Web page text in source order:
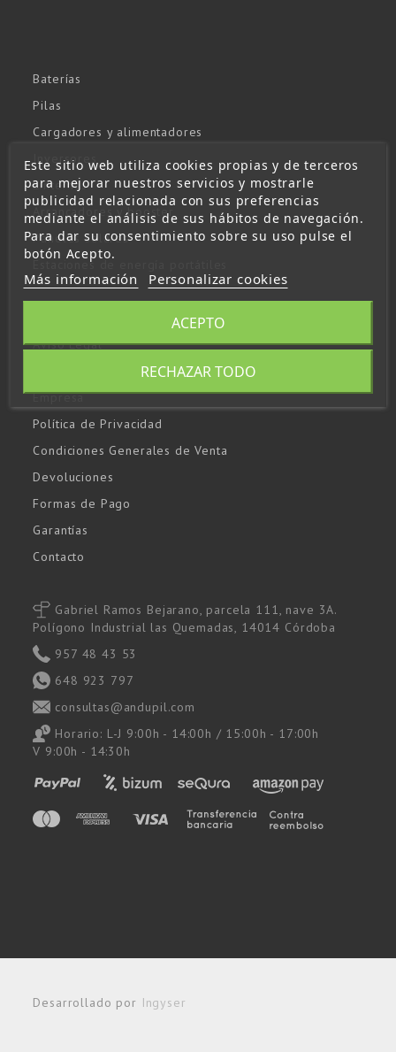
Baterías
Pilas
Cargadores y alimentadores
Inversores
Linternas
Arrancadores y booster
Paneles solares
Estaciones de energía portátiles
Aviso Legal
Política de Cookies
Empresa
Política de Privacidad
Condiciones Generales de Venta
Devoluciones
Formas de Pago
Garantías
Contacto
Gabriel Ramos Bejarano, parcela 111, nave 3A.
Polígono Industrial las Quemadas, 14014 Córdoba
957 48 43 53
648 923 797
consultas@andupil.com
Horario: L-J 9:00h - 14:00h / 15:00h - 17:00h
V 9:00h - 14:30h
Desarrollado por Ingyser
Este sitio web utiliza cookies propias y de terceros
para mejorar nuestros servicios y mostrarle
publicidad relacionada con sus preferencias
mediante el análisis de sus hábitos de navegación.
Para dar su consentimiento sobre su uso pulse el
botón Acepto.
Más información Personalizar cookies
RECHAZAR TODO
ACEPTO